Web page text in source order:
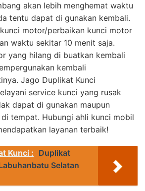
akan lebih menghemat waktu
tentu dapat di gunakan kembali.
motor/perbaikan kunci motor
waktu sekitar 10 menit saja.
yang hilang di buatkan kembali
kembali
Jago Duplikat Kunci
service kunci yang rusak
dapat di gunakan maupun
tempat. Hubungi ahli kunci mobil
layanan terbaik!
Kunci : Duplikat
Selatan